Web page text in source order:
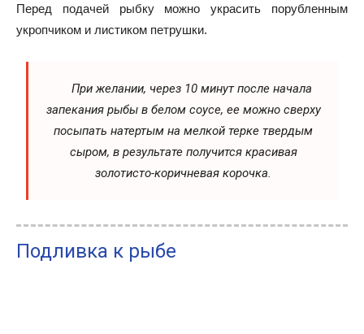
Перед подачей рыбку можно украсить порубленным
укропчиком и листиком петрушки.
При желании, через 10 минут после начала
запекания рыбы в белом соусе, ее можно сверху
посыпать натертым на мелкой терке твердым
сыром, в результате получится красивая
золотисто-коричневая корочка.
Подливка к рыбе